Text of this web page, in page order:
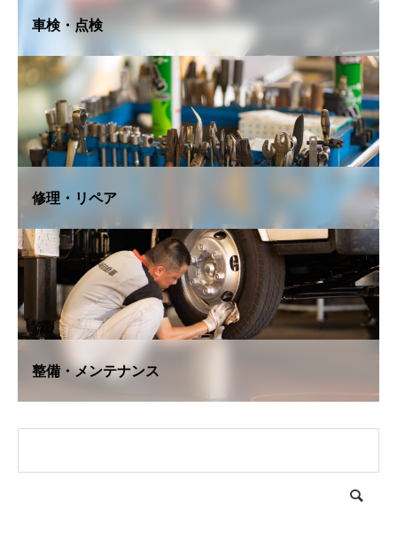
車検・点検
修理・リペア
整備・メンテナンス